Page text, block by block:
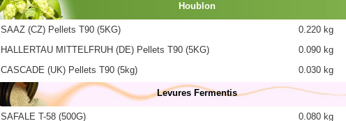
Houblon
SAAZ (CZ) Pellets T90 (5KG) 0.220 kg
HALLERTAU MITTELFRUH (DE) Pellets T90 (5KG)
0.090 kg
CASCADE (UK) Pellets T90 (5kg)
0.030 kg
Levures Fermentis
SAFALE T-58 (500G) 0.080 kg